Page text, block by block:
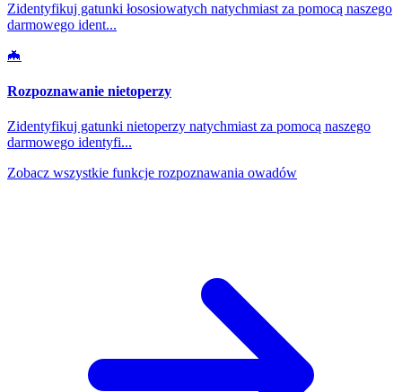
Zidentyfikuj gatunki łososiowatych natychmiast za pomocą naszego
darmowego ident...
🦇
Rozpoznawanie nietoperzy
Zidentyfikuj gatunki nietoperzy natychmiast za pomocą naszego
darmowego identyfi...
Zobacz wszystkie funkcje rozpoznawania owadów